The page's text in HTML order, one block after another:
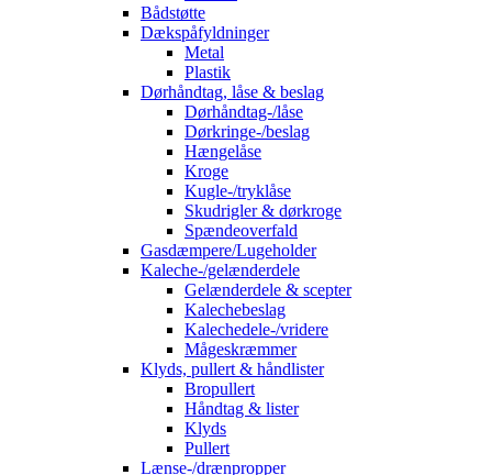
Bådstøtte
Dækspåfyldninger
Metal
Plastik
Dørhåndtag, låse & beslag
Dørhåndtag-/låse
Dørkringe-/beslag
Hængelåse
Kroge
Kugle-/tryklåse
Skudrigler & dørkroge
Spændeoverfald
Gasdæmpere/Lugeholder
Kaleche-/gelænderdele
Gelænderdele & scepter
Kalechebeslag
Kalechedele-/vridere
Mågeskræmmer
Klyds, pullert & håndlister
Bropullert
Håndtag & lister
Klyds
Pullert
Lænse-/drænpropper